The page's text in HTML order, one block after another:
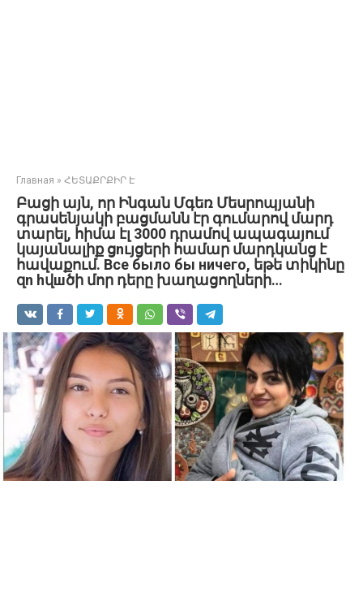
Главная » ՀԵՏԱՔՐՔԻՐ Է
Բացի այն, որ Ինգան Մգեռ Մեսրոպյանի
գրասենյակի բացմանն էր գումարով մարդ
տարել, հիմա էլ 3000 դրամով ապագայում
կայանալիք ցnւյցերի համար մարդկանց է
հավաքում. Все было бы ничего, եթե տիկինը
զn hվшծի մոր դերը խաղացողների…